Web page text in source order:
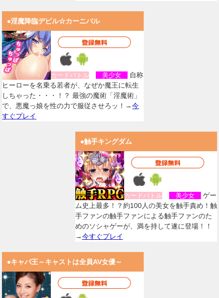
●淫魔降臨デビル☆カーニバル
カードバトル 美少女
自称
ヒーローを名乗る若者が、なぜか魔王に転生
しちゃった・・・！？ 最強の魔術「淫魔術」
で、悪魔っ娘を性の力で服従させろッ！→今
すぐプレイ
●触手キングダム
カードバトル 美少女
ゲー
ム史上最多！？約100人の美女を触手責め！触
手ファンの触手ファンによる触手ファンのた
めのソシャゲーが、満を持して遂に登場！！
→今すぐプレイ
●キャバ王～キャストは全員AV女優～